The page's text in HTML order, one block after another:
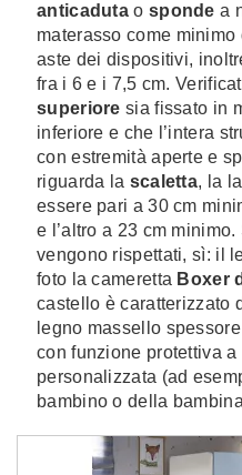
anticaduta o sponde a
materasso come
aste dei dispositivi,
fra i 6 e i 7,5 cm.
superiore sia fissato in
inferiore e che l’intera
con estremità aperte e
riguarda la scaletta, la
essere pari a 30 cm
e l’altro a 23 cm
vengono rispettati, sì: il
foto la cameretta Boxer
castello è caratterizzato
legno massello
con funzione protettiva
personalizzata (ad
bambino o della